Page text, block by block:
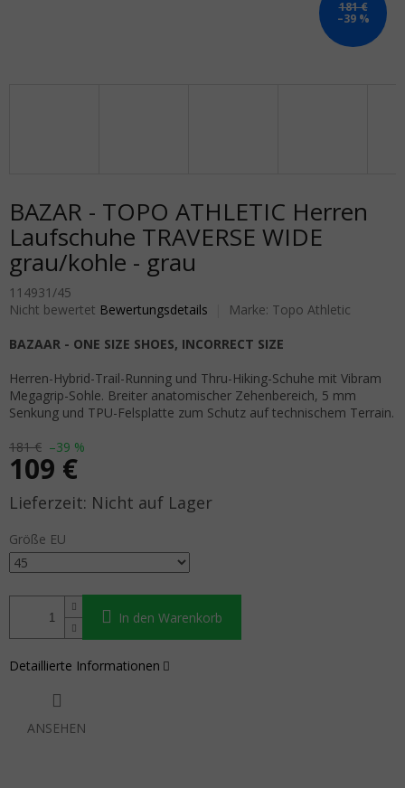
181 €
–39 %
BAZAR - TOPO ATHLETIC Herren
Laufschuhe TRAVERSE WIDE
grau/kohle - grau
114931/45
Die durchschnittliche Produktbewertung ist 0,0 von 5 Sternen.
Nicht bewertet Bewertungsdetails Marke: Topo Athletic
181 € –39 %
109 €
Verkaufspreis: Nicht auf Lager
Größe EU
In den Warenkorb
BAZAAR - ONE SIZE SHOES, INCORRECT SIZE
Herren-Hybrid-Trail-Running und Thru-Hiking-Schuhe mit Vibram
Megagrip-Sohle. Breiter anatomischer Zehenbereich, 5 mm
Senkung und TPU-Felsplatte zum Schutz auf technischem Terrain.
Detaillierte Informationen
ANSEHEN